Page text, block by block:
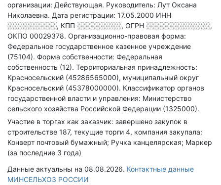
организации: Действующая. Руководитель: Лут Оксана
Николаевна. Дата регистрации: 17.05.2000 ИНН
░░░░░░░░░░, КПП ░░░░░░░░░, ОГРН ░░░░░░░░░░░░░,
ОКПО 00029378. Организационно-правовая форма:
Федеральное государственное казенное учреждение
(75104). Форма собственности: Федеральная
собственность (12). Территориальная принадлежность:
Красносельский (45286565000), муниципальный округ
Красносельский (45378000000). Классификатор органов
государственной власти и управления: Министерство
сельского хозяйства Российской Федерации (1325000).
Участие в торгах как заказчик: завершено закупок в
строительстве 187, текущие торги 4, компания закупала:
Конверт почтовый бумажный; Ручка канцелярская; Маркер
(за последние 3 года)
Данные актуальны на 08.08.2026. Контактные данные
МИНСЕЛЬХОЗ РОССИИ